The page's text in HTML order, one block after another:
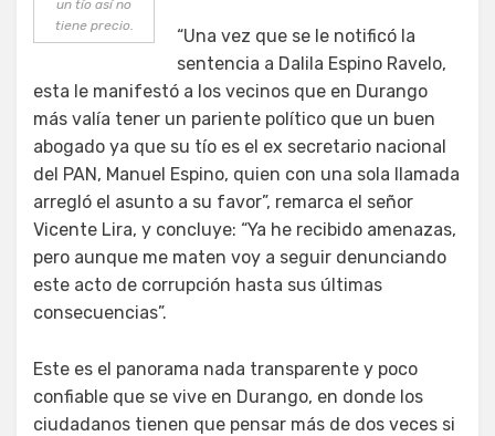
un tío así no
tiene precio.
“Una vez que se le notificó la
sentencia a Dalila Espino Ravelo,
esta le manifestó a los vecinos que en Durango
más valía tener un pariente político que un buen
abogado ya que su tío es el ex secretario nacional
del PAN, Manuel Espino, quien con una sola llamada
arregló el asunto a su favor”, remarca el señor
Vicente Lira, y concluye: “Ya he recibido amenazas,
pero aunque me maten voy a seguir denunciando
este acto de corrupción hasta sus últimas
consecuencias”.
Este es el panorama nada transparente y poco
confiable que se vive en Durango, en donde los
ciudadanos tienen que pensar más de dos veces si